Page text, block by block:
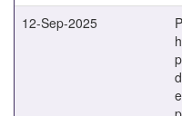
12-Sep-2025